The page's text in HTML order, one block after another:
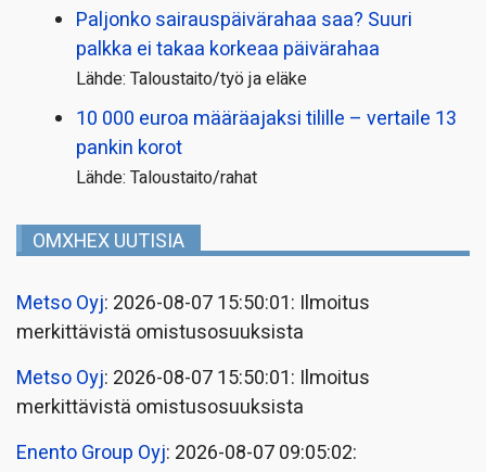
Paljonko sairauspäivä­rahaa saa? Suuri
palkka ei takaa korkeaa päivärahaa
Lähde: Taloustaito/työ ja eläke
10 000 euroa määräajaksi tilille – vertaile 13
pankin korot
Lähde: Taloustaito/rahat
OMXHEX UUTISIA
Metso Oyj: 2026-08-07 15:50:01: Ilmoitus
merkittävistä omistusosuuksista
Metso Oyj: 2026-08-07 15:50:01: Ilmoitus
merkittävistä omistusosuuksista
Enento Group Oyj: 2026-08-07 09:05:02: